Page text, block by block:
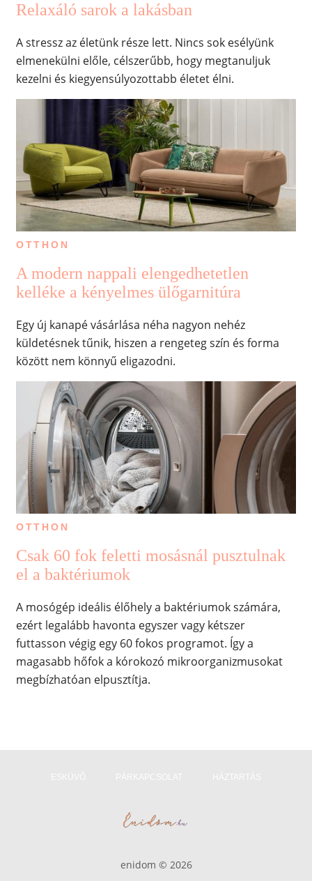
Relaxáló sarok a lakásban
A stressz az életünk része lett. Nincs sok esélyünk
elmenekülni előle, célszerűbb, hogy megtanuljuk
kezelni és kiegyensúlyozottabb életet élni.
OTTHON
A modern nappali elengedhetetlen
kelléke a kényelmes ülőgarnitúra
Egy új kanapé vásárlása néha nagyon nehéz
küldetésnek tűnik, hiszen a rengeteg szín és forma
között nem könnyű eligazodni.
OTTHON
Csak 60 fok feletti mosásnál pusztulnak
el a baktériumok
A mosógép ideális élőhely a baktériumok számára,
ezért legalább havonta egyszer vagy kétszer
futtasson végig egy 60 fokos programot. Így a
magasabb hőfok a kórokozó mikroorganizmusokat
megbízhatóan elpusztítja.
enidom © 2026